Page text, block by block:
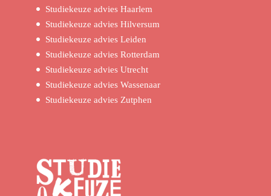
Studiekeuze advies Haarlem
Studiekeuze advies Hilversum
Studiekeuze advies Leiden
Studiekeuze advies Rotterdam
Studiekeuze advies Utrecht
Studiekeuze advies Wassenaar
Studiekeuze advies Zutphen